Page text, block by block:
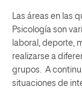
Las áreas en las
Psicología son
laboral, deporte,
realizarse a
grupos. A
situaciones de